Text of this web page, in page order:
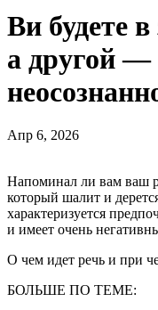
Ви будете
а другой —
Апр 6, 2026
Напоминал ли вам ваш ребенок кого-то? Бывало ли так, что один — терпеливый и послушный, в отличие от другого,
который шалит и
характеризуется
и имеет очень
О чем идет речь и при
БОЛЬШЕ ПО ТЕМЕ: